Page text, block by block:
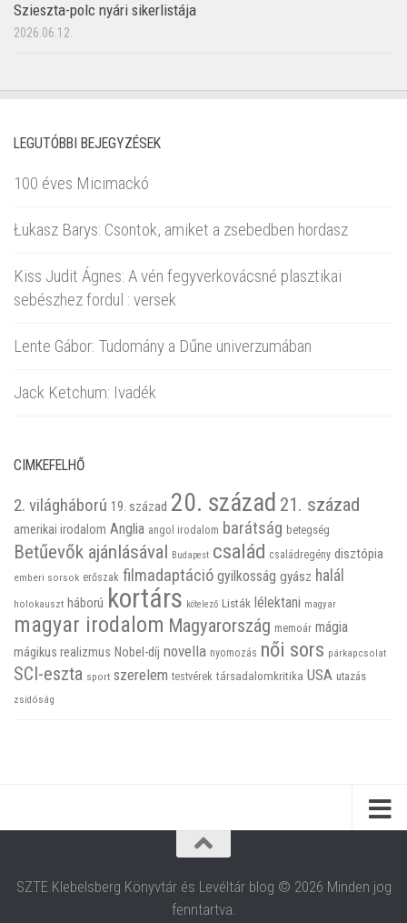
Szieszta-polc nyári sikerlistája
2026.06.12.
LEGUTÓBBI BEJEGYZÉSEK
100 éves Micimackó
Łukasz Barys: Csontok, amiket a zsebedben hordasz
Kiss Judit Ágnes: A vén fegyverkovácsné plasztikai
sebészhez fordul : versek
Lente Gábor: Tudomány a Dűne univerzumában
Jack Ketchum: Ivadék
CIMKEFELHŐ
2. világháború 19. század 20. század 21. század
amerikai irodalom Anglia angol irodalom barátság betegség
Betűevők ajánlásával Budapest család családregény disztópia
emberi sorsok erőszak filmadaptáció gyilkosság gyász halál
holokauszt háború kortárs kötelező Listák lélektani magyar
magyar irodalom Magyarország memoár mágia
mágikus realizmus Nobel-díj novella nyomozás női sors párkapcsolat
SCI-eszta sport szerelem testvérek társadalomkritika USA utazás
zsidóság
SZTE Klebelsberg Könyvtár és Levéltár blog © 2026 Minden jog
fenntartva.